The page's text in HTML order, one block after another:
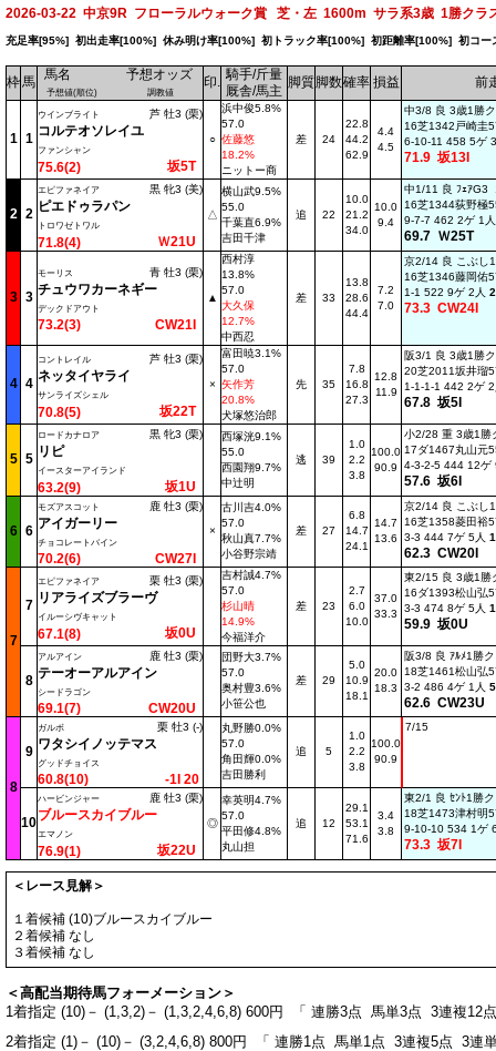
2026-03-22 中京9R フローラルウォーク賞 芝・左 1600m サラ系3歳 1勝ク
充足率[95%] 初出走率[100%] 休み明け率[100%] 初トラック率[100%] 初距離率[100%] 初コ
枠馬 馬名 予想オッズ
予想値(順位) 調教値
印. 騎手/斤量
厩舎/馬主
脚質 脚数確率 損益 前
1 1
ウインブライト 芦 牡3 (栗)
コルテオソレイユ
ファンシャン
75.6(2) 坂5T
○
浜中俊5.8%
57.0
佐藤悠
18.2%
ニットー商
差 24
22.8
44.2
62.9
4.4
4.5
中3/8 良 3歳1勝
16芝1342戸崎圭
6-10-11 458 5ゲ
71.9 坂13I
2 2
エピファネイア 黒 牝3 (美)
ピエドゥラパン
トロワゼトワル
71.8(4) Ｗ21U
△
横山武9.5%
55.0
千葉直6.9%
吉田千津
追 22
10.0
21.2
34.0
10.0
9.4
中1/11 良 ﾌｪｱG3
16芝1344荻野極
9-7-7 462 2ゲ 1
69.7 Ｗ25T
3 3
モーリス 青 牡3 (栗)
チュウワカーネギー
デックドアウト
73.2(3) CW21I
▲
西村淳
13.8%
57.0
大久保
12.7%
中西忍
差 33
13.8
28.6
44.4
7.2
7.0
京2/14 良 こぶし
16芝1346藤岡佑
1-1 522 9ゲ 2人 2
73.3 CW24I
4 4
コントレイル 芦 牡3 (栗)
ネッタイヤライ
サンライズシェル
70.8(5) 坂22T
×
富田暁3.1%
57.0
矢作芳
20.8%
犬塚悠治郎
先 35
7.8
16.8
27.3
12.8
11.9
阪3/1 良 3歳1勝
20芝2011坂井瑠
1-1-1-1 442 2ゲ
67.8 坂5I
5 5
ロードカナロア 黒 牝3 (栗)
リピ
イースターアイランド
63.2(9) 坂1U
西塚洸9.1%
55.0
西園翔9.7%
中辻明
逃 39
1.0
2.2
3.8
100.0
90.9
小2/28 重 3歳1勝
17ダ1467丸山元
4-3-2-5 444 12ゲ
57.6 坂6I
6 6
モズアスコット 鹿 牡3 (栗)
アイガーリー
チョコレートバイン
70.2(6) CW27I
×
古川吉4.0%
57.0
秋山真7.7%
小谷野宗靖
差 27
6.8
14.7
24.1
14.7
13.6
京2/14 良 こぶし
16芝1358菱田裕
3-3 444 7ゲ 5人
62.3 CW20I
7
7
エピファネイア 栗 牡3 (栗)
リアライズブラーヴ
イルーシヴキャット
67.1(8) 坂0U
吉村誠4.7%
57.0
杉山晴
14.9%
今福洋介
差 23
2.7
6.0
10.0
37.0
33.3
東2/15 良 3歳1勝
16ダ1393松山弘
3-3 474 8ゲ 5人
59.9 坂0U
8
アルアイン 鹿 牡3 (栗)
テーオーアルアイン
シードラゴン
69.1(7) CW20U
団野大3.7%
57.0
奥村豊3.6%
小笹公也
差 29
5.0
10.9
18.1
20.0
18.3
阪3/8 良 ｱﾙﾒ1勝
18芝1461松山弘
3-2 486 4ゲ 1人 5
62.6 CW23U
8
9
ガルボ 栗 牡3 (-)
ワタシイノッテマス
グッドチョイス
60.8(10) -1I 20
丸野勝0.0%
57.0
角田輝0.0%
吉田勝利
追 5
1.0
2.2
3.8
100.0
90.9
7/15
10
ハービンジャー 鹿 牡3 (栗)
ブルースカイブルー
エマノン
76.9(1) 坂22U
◎
幸英明4.7%
57.0
平田修4.8%
丸山担
追 12
29.1
53.1
71.6
3.4
3.8
東2/1 良 ｾﾝﾄ1勝
18芝1473津村明
9-10-10 534 1ゲ
73.3 坂7I
＜レース見解＞
１着候補 (10)ブルースカイブルー
２着候補 なし
３着候補 なし
＜高配当期待馬フォーメーション＞
1着指定 (10)－ (1,3,2)－ (1,3,2,4,6,8) 600円 「 連勝3点 馬単3点 3連複12
2着指定 (1)－ (10)－ (3,2,4,6,8) 800円 「 連勝1点 馬単1点 3連複5点 3連